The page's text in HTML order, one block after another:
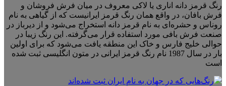
رنگ قرمز دانه اناری یا لاکی معروف در میان فرش فروشان و
فرش بافان، در واقع همان رنگ قرمز ایرانیست که از گیاهی به نام
روناس و حشره‌ای به نام قرمز دانه استخراج می‌شود و از دیرباز در
صنعت فرش بافی مورد استفاده قرار می‌گرفته. این رنگ زیبا در
حوالی خلیج فارس و خاک این منطقه یافت می‌شود که برای اولین
بار در سال 1987 نام رنگ قرمز ایرانی در متون انگلیسی ثبت شده
است